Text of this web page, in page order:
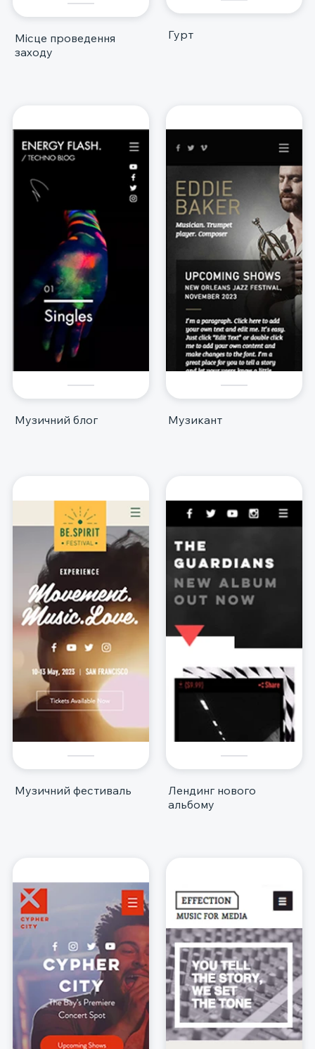
Місце проведення
заходу
Гурт
Музичний блог Музикант
Музичний фестиваль
Лендинг нового
альбому